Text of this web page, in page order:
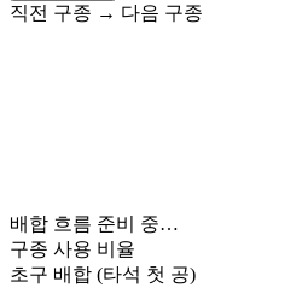
직전 구종 → 다음 구종
배합 흐름 준비 중…
구종 사용 비율
초구 배합 (타석 첫 공)